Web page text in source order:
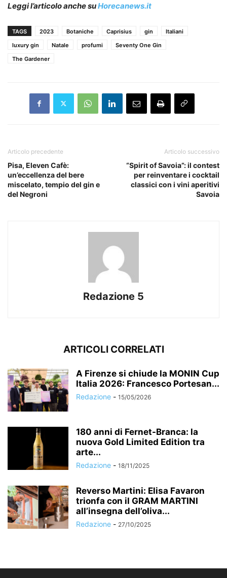
Leggi l’articolo anche suHorecanews.it
TAGS 2023 Botaniche Caprisius gin
Italiani
luxury gin
Natale profumi
Seventy One Gin
The Gardener
Articolo precedente
Pisa, Eleven Cafè:
un’eccellenza del bere
miscelato, tempio del gin e
del Negroni
Articolo successivo
“Spirit of Savoia”: il contest
per reinventare i cocktail
classici con i vini aperitivi
Savoia
Redazione 5
ARTICOLI CORRELATI
A Firenze si chiude la MONIN Cup
Italia 2026: Francesco Portesan...
Redazione - 15/05/2026
180 anni di Fernet-Branca: la
nuova Gold Limited Edition tra
arte...
Redazione - 18/11/2025
Reverso Martini: Elisa Favaron
trionfa con il GRAM MARTINI
all’insegna dell’oliva...
Redazione - 27/10/2025